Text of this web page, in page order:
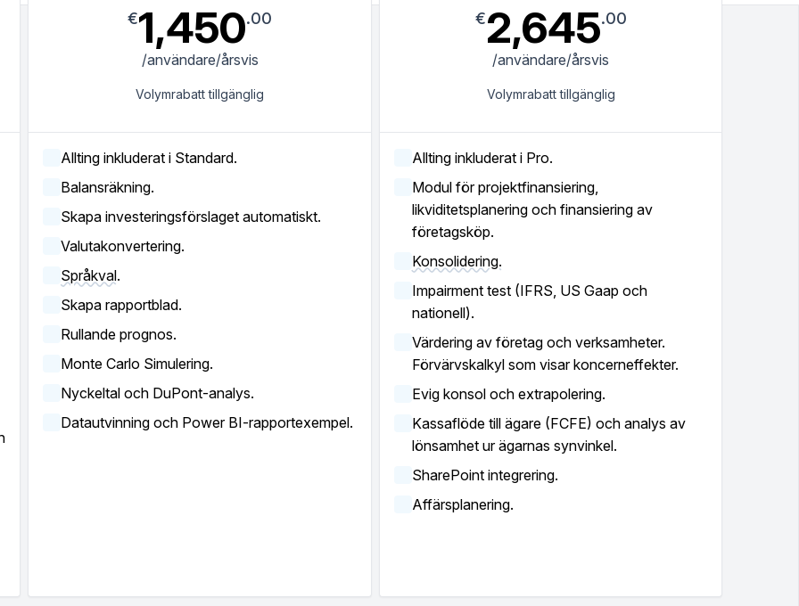
€1,450.00
/användare/årsvis
Volymrabatt tillgänglig
Allting inkluderat i Standard.
Balansräkning.
Skapa investeringsförslaget automatiskt.
Valutakonvertering.
Språkval.
Skapa rapportblad.
Rullande prognos.
Monte Carlo Simulering.
Nyckeltal och DuPont-analys.
Datautvinning och Power BI-rapportexempel.
€2,645.00
/användare/årsvis
Volymrabatt tillgänglig
Allting inkluderat i Pro.
Modul för projektfinansiering,
likviditetsplanering och finansiering av
företagsköp.
Konsolidering.
Impairment test (IFRS, US Gaap och
nationell).
Värdering av företag och verksamheter.
Förvärvskalkyl som visar koncerneffekter.
Evig konsol och extrapolering.
Kassaflöde till ägare (FCFE) och analys av
lönsamhet ur ägarnas synvinkel.
SharePoint integrering.
Affärsplanering.